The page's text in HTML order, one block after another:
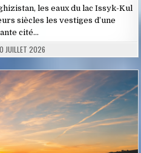
les eaux du lac Issyk-Kul
siècles les vestiges d’une
cité…
JUILLET 2026